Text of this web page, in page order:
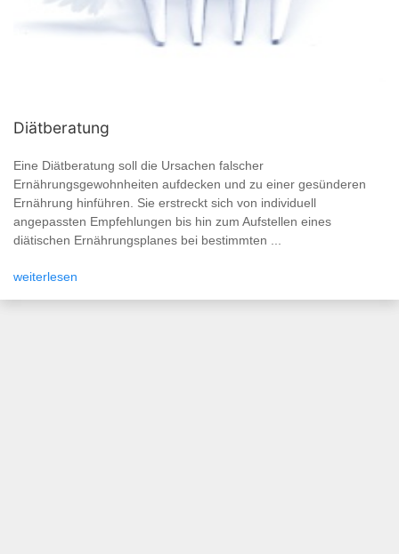
Diätberatung
Eine Diätberatung soll die Ursachen falscher
Ernährungsgewohnheiten aufdecken und zu einer gesünderen
Ernährung hinführen. Sie erstreckt sich von individuell
angepassten Empfehlungen bis hin zum Aufstellen eines
diätischen Ernährungsplanes bei bestimmten ...
weiterlesen